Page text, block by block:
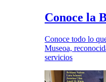
Conoce la
Conoce todo lo
Museoa,
servicios